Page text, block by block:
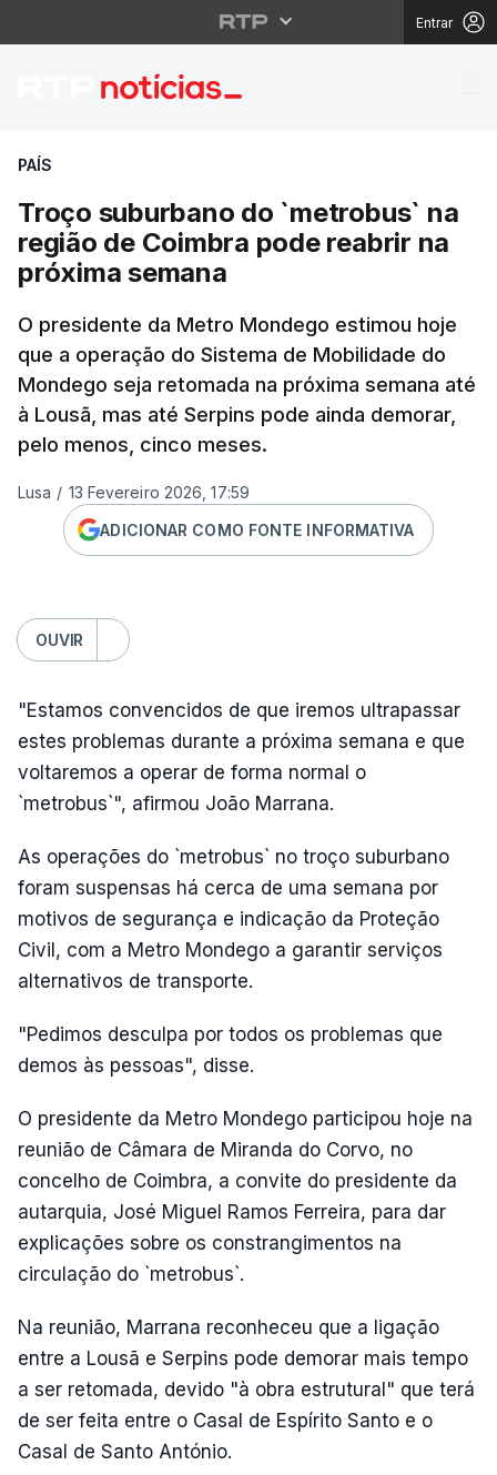
Entrar
Troço suburbano do
PAÍS
Troço suburbano do `metrobus` na
região de Coimbra pode reabrir na
próxima semana
O presidente da Metro Mondego estimou hoje
que a operação do Sistema de Mobilidade do
Mondego seja retomada na próxima semana até
à Lousã, mas até Serpins pode ainda demorar,
pelo menos, cinco meses.
Lusa / 13 Fevereiro 2026, 17:59
ADICIONAR COMO FONTE INFORMATIVA
OUVIR
"Estamos convencidos de que iremos ultrapassar
estes problemas durante a próxima semana e que
voltaremos a operar de forma normal o
`metrobus`", afirmou João Marrana.
As operações do `metrobus` no troço suburbano
foram suspensas há cerca de uma semana por
motivos de segurança e indicação da Proteção
Civil, com a Metro Mondego a garantir serviços
alternativos de transporte.
"Pedimos desculpa por todos os problemas que
demos às pessoas", disse.
O presidente da Metro Mondego participou hoje na
reunião de Câmara de Miranda do Corvo, no
concelho de Coimbra, a convite do presidente da
autarquia, José Miguel Ramos Ferreira, para dar
explicações sobre os constrangimentos na
circulação do `metrobus`.
Na reunião, Marrana reconheceu que a ligação
entre a Lousã e Serpins pode demorar mais tempo
a ser retomada, devido "à obra estrutural" que terá
de ser feita entre o Casal de Espírito Santo e o
Casal de Santo António.